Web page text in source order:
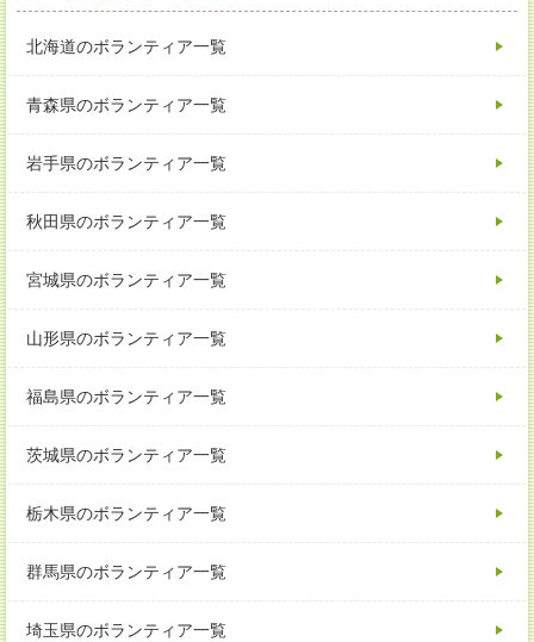
北海道のボランティア一覧
青森県のボランティア一覧
岩手県のボランティア一覧
秋田県のボランティア一覧
宮城県のボランティア一覧
山形県のボランティア一覧
福島県のボランティア一覧
茨城県のボランティア一覧
栃木県のボランティア一覧
群馬県のボランティア一覧
埼玉県のボランティア一覧